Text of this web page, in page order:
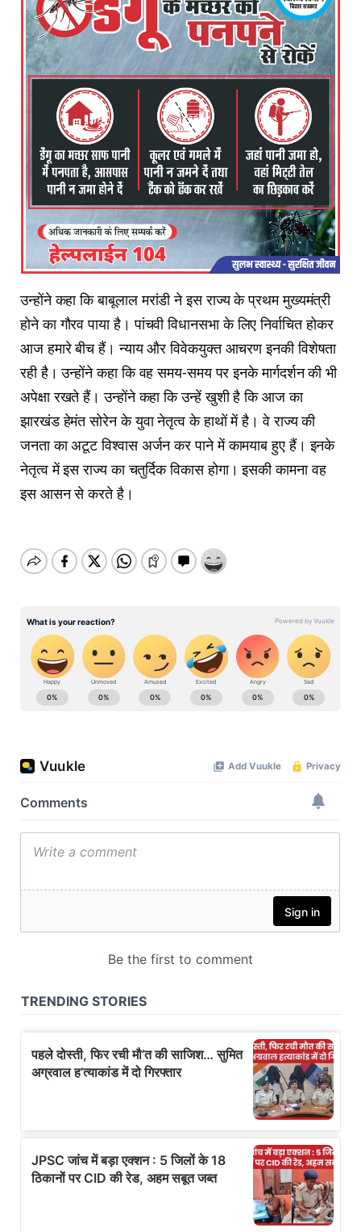
उन्होंने कहा कि बाबूलाल मरांडी ने इस राज्य के प्रथम मुख्यमंत्री
होने का गौरव पाया है। पांचवी विधानसभा के लिए निर्वाचित होकर
आज हमारे बीच हैं। न्याय और विवेकयुक्त आचरण इनकी विशेषता
रही है। उन्होंने कहा कि वह समय-समय पर इनके मार्गदर्शन की भी
अपेक्षा रखते हैं। उन्होंने कहा कि उन्हें खुशी है कि आज का
झारखंड हेमंत सोरेन के युवा नेतृत्व के हाथों में है। वे राज्य की
जनता का अटूट विश्वास अर्जन कर पाने में कामयाब हुए हैं। इनके
नेतृत्व में इस राज्य का चतुर्दिक विकास होगा। इसकी कामना वह
इस आसन से करते है।